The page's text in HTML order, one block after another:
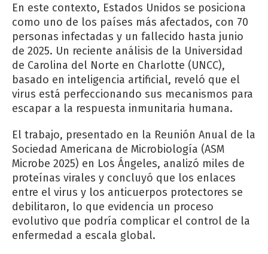
En este contexto, Estados Unidos se posiciona
como uno de los países más afectados, con 70
personas infectadas y un fallecido hasta junio
de 2025. Un reciente análisis de la Universidad
de Carolina del Norte en Charlotte (UNCC),
basado en inteligencia artificial, reveló que el
virus está perfeccionando sus mecanismos para
escapar a la respuesta inmunitaria humana.
El trabajo, presentado en la Reunión Anual de la
Sociedad Americana de Microbiología (ASM
Microbe 2025) en Los Ángeles, analizó miles de
proteínas virales y concluyó que los enlaces
entre el virus y los anticuerpos protectores se
debilitaron, lo que evidencia un proceso
evolutivo que podría complicar el control de la
enfermedad a escala global.